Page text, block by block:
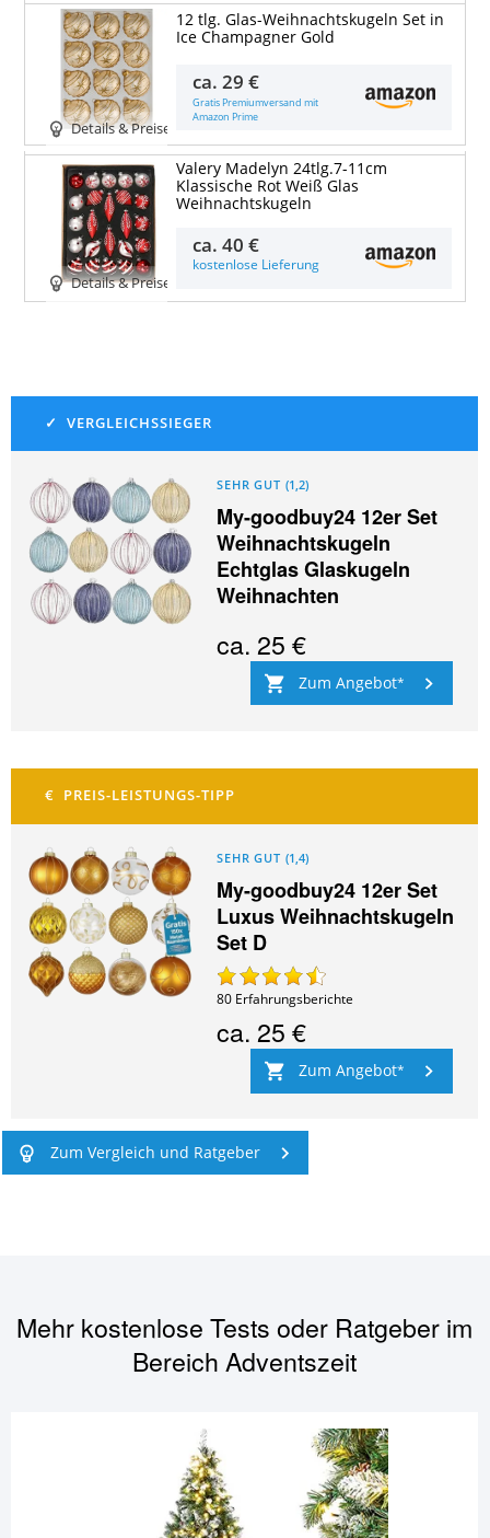
Details & Preise
12 tlg. Glas-Weihnachtskugeln Set in
Ice Champagner Gold
ca.29 €
Gratis Premiumversand mit
Amazon Prime
Details & Preise
Valery Madelyn 24tlg.7-11cm
Klassische Rot Weiß Glas
Weihnachtskugeln
ca.40 €
kostenlose Lieferung
SEHR GUT (1,2)
My-goodbuy24 12er Set
Weihnachtskugeln
Echtglas Glaskugeln
Weihnachten
ca.25 €
Zum Angebot
SEHR GUT (1,4)
My-goodbuy24 12er Set
Luxus Weihnachtskugeln
Set D
80 Erfahrungsberichte
ca.25 €
Zum Angebot
Zum Vergleich und Ratgeber
Mehr kostenlose Tests oder Ratgeber im
BereichAdventszeit